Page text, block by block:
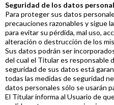
Seguridad de los datos
Para proteger sus datos
precauciones razonables y sigue
para evitar su pérdida, mal uso,
alteración o destrucción de los
Sus datos podrán ser
del cual el Titular es responsable
seguridad de sus datos está
todas las medidas de seguridad
datos personales sólo se usarán
El Titular informa al Usuario de